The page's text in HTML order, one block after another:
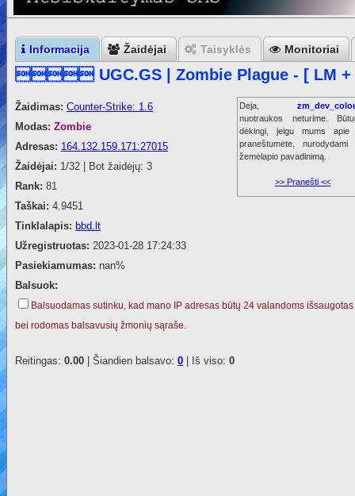
Informacija Žaidėjai Taisyklės Monitoriai
 UGC.GS | Zombie Plague - [ LM +
Žaidimas: Counter-Strike: 1.6
Modas: Zombie
Adresas: 164.132.159.171:27015
Žaidėjai: 1/32 | Bot žaidėjų: 3
Rank: 81
Taškai: 4.9451
Tinklalapis: bbd.lt
Užregistruotas: 2023-01-28 17:24:33
Pasiekiamumas: nan%
Balsuok:
Balsuodamas sutinku, kad mano IP adresas būtų 24 valandoms išsaugotas
bei rodomas balsavusių žmonių sąraše.
Reitingas: 0.00 | Šiandien balsavo: 0 | Iš viso: 0
Deja,
nuotraukos neturime.
dėkingi, jeigu mums apie
praneštumėte, nurodydami
žemėlapio pavadinimą.
>> Pranešti <<